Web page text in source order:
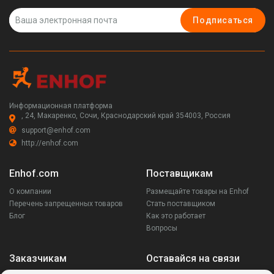
Подписаться
Информационная платформа
, 24, Макаренко, Сочи, Краснодарский край 354003, Россия
support@enhof.com
http://enhof.com
Enhof.com
О компании
Перечень запрещенных товаров
Блог
Поставщикам
Размещайте товары на Enhof
Стать поставщиком
Как это работает
Вопросы
Заказчикам Оставайся на связи